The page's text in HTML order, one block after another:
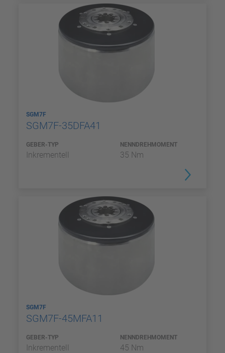
SGM7F
SGM7F-35DFA41
GEBER-TYP
Inkrementell
NENNDREHMOMENT
35 Nm
SGM7F
SGM7F-45MFA11
GEBER-TYP
Inkrementell
NENNDREHMOMENT
45 Nm